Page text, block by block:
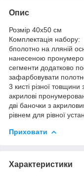
Опис
Розмір 40x50 см
Комплектація набору:
бполотно на лляній
нанесеною
сегменти додатково
зафарбовувати
3 кисті різної
акрилові
дві баночки з
рівнем для рівної
Приховати
Характеристики